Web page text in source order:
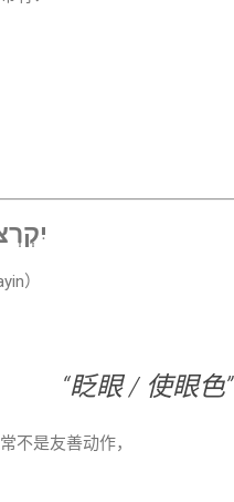
✦
）
“眨眼 / 使眼色”
不是友善动作，